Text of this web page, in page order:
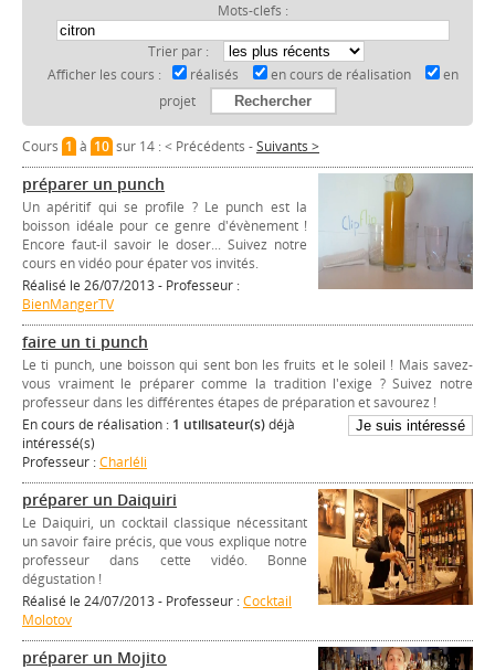
Mots-clefs :
Trier par :
Afficher les cours :
réalisés en cours de réalisation
en
projet
Cours 1à 10sur 14 :< Précédents -Suivants >
préparer un punch
Un apéritif qui se profile ? Le punch est la
boisson idéale pour ce genre d'évènement !
Encore faut-il savoir le doser... Suivez notre
cours en vidéo pour épater vos invités.
Réalisé le 26/07/2013 - Professeur :
BienMangerTV
faire un ti punch
Le ti punch, une boisson qui sent bon les fruits et le soleil ! Mais savez-
vous vraiment le préparer comme la tradition l'exige ? Suivez notre
professeur dans les différentes étapes de préparation et savourez !
En cours de réalisation : 1 utilisateur(s)déjà
intéressé(s)
Professeur :Charléli
préparer un Daiquiri
Le Daiquiri, un cocktail classique nécessitant
un savoir faire précis, que vous explique notre
professeur dans cette vidéo. Bonne
dégustation !
Réalisé le 24/07/2013 - Professeur :Cocktail
Molotov
préparer un Mojito